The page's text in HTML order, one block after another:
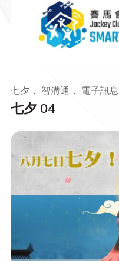
七夕 04
七夕， 智溝通， 電子訊息